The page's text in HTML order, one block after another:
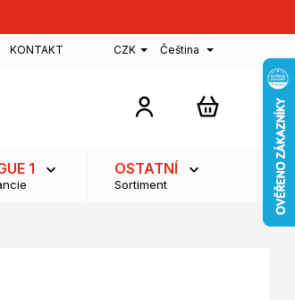
KONTAKT CZK Čeština
NÁKUPNÍ
1 OSTATNÍ
Sortiment